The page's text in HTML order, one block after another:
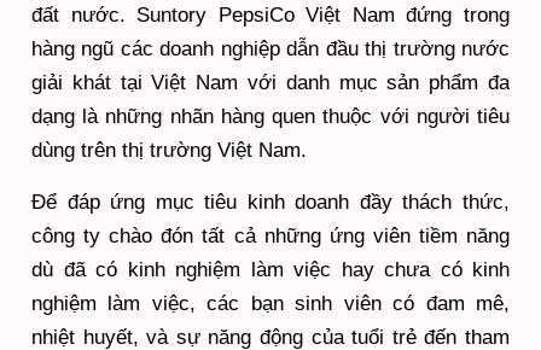
đất nước. Suntory PepsiCo Việt Nam đứng trong
hàng ngũ các doanh nghiệp dẫn đầu thị trường nước
giải khát tại Việt Nam với danh mục sản phẩm đa
dạng là những nhãn hàng quen thuộc với người tiêu
dùng trên thị trường Việt Nam.
Để đáp ứng mục tiêu kinh doanh đầy thách thức,
công ty chào đón tất cả những ứng viên tiềm năng
dù đã có kinh nghiệm làm việc hay chưa có kinh
nghiệm làm việc, các bạn sinh viên có đam mê,
nhiệt huyết, và sự năng động của tuổi trẻ đến tham